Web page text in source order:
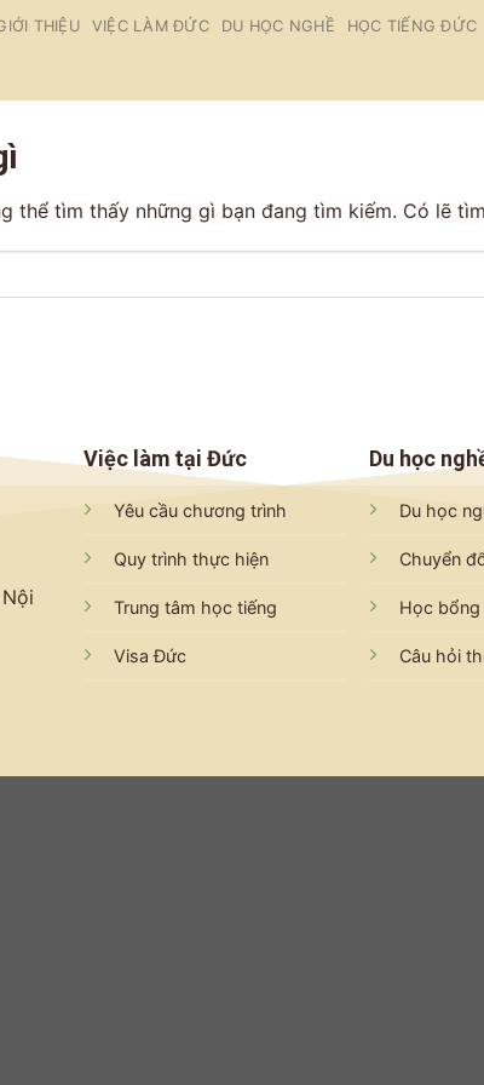
THIỆU VIỆC LÀM ĐỨC DU HỌC NGHỀ HỌC TIẾNG ĐỨC
thể tìm thấy những gì bạn đang tìm kiếm. Có lẽ
Việc làm tại Đức
Yêu cầu chương trình
Quy trình thực hiện
Trung tâm học tiếng
Visa Đức
Du học
Du học
Chuyển
Học bổng
Câu hỏi